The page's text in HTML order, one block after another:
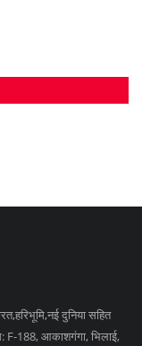
दुनिया सहित
F-188, आकाशगंगा, भिलाई,